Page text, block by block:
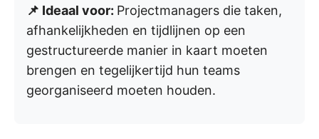
📌 Ideaal voor: Projectmanagers die taken,
afhankelijkheden en tijdlijnen op een
gestructureerde manier in kaart moeten
brengen en tegelijkertijd hun teams
georganiseerd moeten houden.